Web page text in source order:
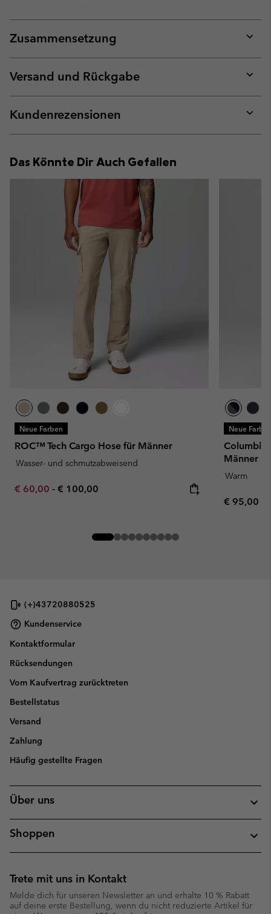
Zusammensetzung
or
Versand und Rückgabe
or
Kundenrezensionen
or
Das Könnte Dir Auch Gefallen
Neue Farben
ROC™ Tech Cargo Hose für Männer
Wasser- und schmutzabweisend
Minimum sale price:
€ 60,00 - Maximum price:
€ 100,00
Neue
Columbia
Männer
Warm
Regular
€ 95,00
(+)43720880525
Kundenservice
Kontaktformular
Rücksendungen
Vom Kaufvertrag zurücktreten
Bestellstatus
Versand
Zahlung
Häufig gestellte Fragen
Über uns
Shoppen
Trete mit uns in Kontakt
Melde dich für unseren Newsletter an und erhalte 10 % Rabatt
auf deine erste Bestellung, wenn du nicht reduzierte Artikel für